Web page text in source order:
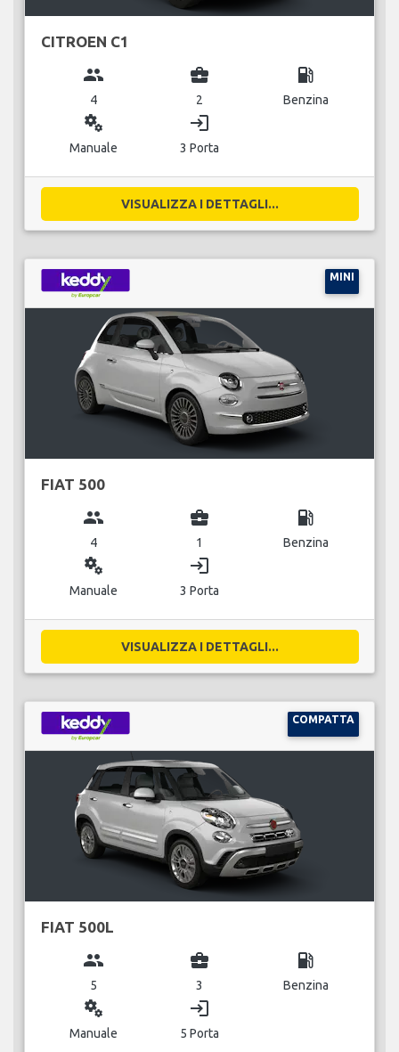
CITROEN C1
group
4
business_center
2
local_gas_station
Benzina
miscellaneous_services
Manuale
login
3 Porta
VISUALIZZA I DETTAGLI...
MINI
FIAT 500
group
4
business_center
1
local_gas_station
Benzina
miscellaneous_services
Manuale
login
3 Porta
VISUALIZZA I DETTAGLI...
COMPATTA
FIAT 500L
group
5
business_center
3
local_gas_station
Benzina
miscellaneous_services
Manuale
login
5 Porta